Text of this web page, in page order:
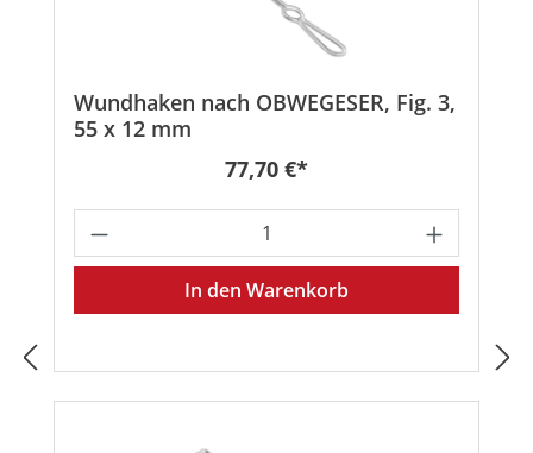
Wundhaken nach OBWEGESER, Fig. 3,
55 x 12 mm
Regulärer Preis:
77,70 €*
Produkt Anzahl: Gib den
In den Warenkorb